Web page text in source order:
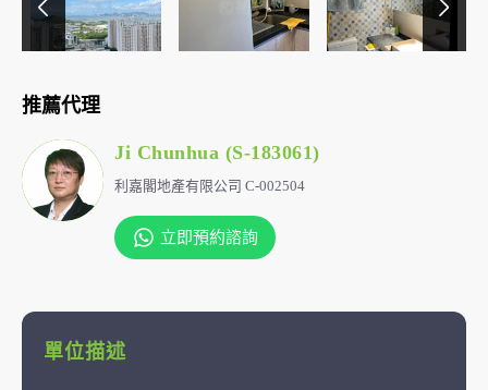
推薦代理
Ji Chunhua (S-183061)
利嘉閣地產有限公司 C-002504
立即預約諮詢
單位描述